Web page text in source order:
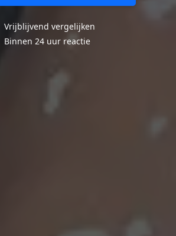
Vrijblijvend vergelijken
Binnen 24 uur reactie